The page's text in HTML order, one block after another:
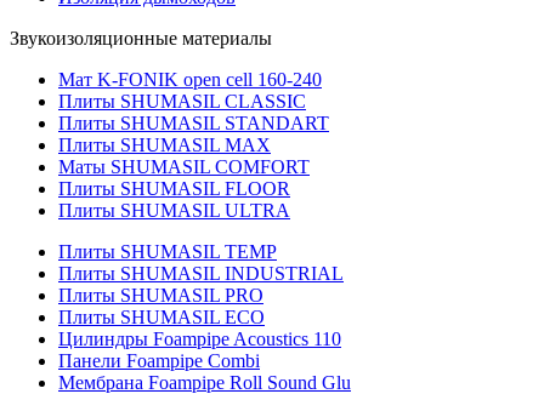
Звукоизоляционные материалы
Мат K-FONIK open cell 160-240
Плиты SHUMASIL CLASSIC
Плиты SHUMASIL STANDART
Плиты SHUMASIL MAX
Маты SHUMASIL COMFORT
Плиты SHUMASIL FLOOR
Плиты SHUMASIL ULTRA
Плиты SHUMASIL TEMP
Плиты SHUMASIL INDUSTRIAL
Плиты SHUMASIL PRO
Плиты SHUMASIL ECO
Цилиндры Foampipe Acoustics 110
Панели Foampipe Combi
Мембрана Foampipe Roll Sound Glu